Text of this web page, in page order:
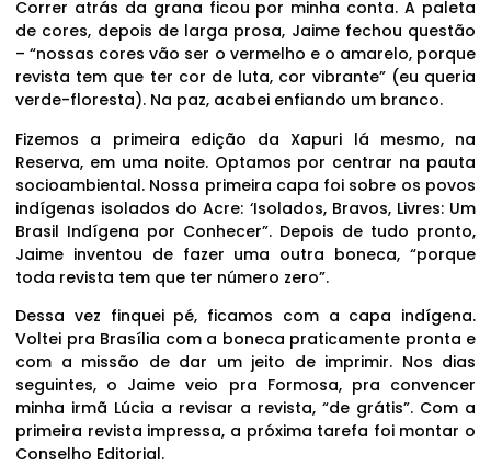
Correr atrás da grana ficou por minha conta. A paleta
de cores, depois de larga prosa, Jaime fechou questão
– “nossas cores vão ser o vermelho e o amarelo, porque
revista tem que ter cor de luta, cor vibrante” (eu queria
verde-floresta). Na paz, acabei enfiando um branco.
Fizemos a primeira edição da Xapuri lá mesmo, na
Reserva, em uma noite. Optamos por centrar na pauta
socioambiental. Nossa primeira capa foi sobre os povos
indígenas isolados do Acre: ‘Isolados, Bravos, Livres: Um
Brasil Indígena por Conhecer”. Depois de tudo pronto,
Jaime inventou de fazer uma outra boneca, “porque
toda revista tem que ter número zero”.
Dessa vez finquei pé, ficamos com a capa indígena.
Voltei pra Brasília com a boneca praticamente pronta e
com a missão de dar um jeito de imprimir. Nos dias
seguintes, o Jaime veio pra Formosa, pra convencer
minha irmã Lúcia a revisar a revista, “de grátis”. Com a
primeira revista impressa, a próxima tarefa foi montar o
Conselho Editorial.